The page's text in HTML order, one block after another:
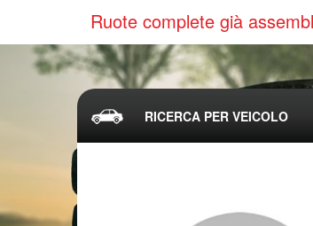
Ruote complete già
RICERCA PER VEICOLO